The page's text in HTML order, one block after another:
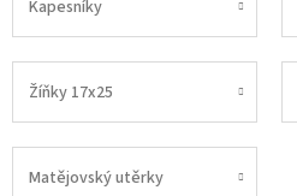
Kapesníky
Žíňky 17x25
Matějovský utěrky